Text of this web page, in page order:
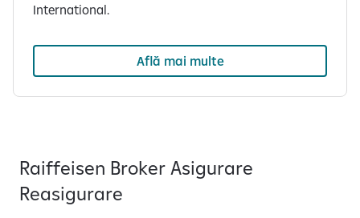
International.
Află mai multe
Raiffeisen Broker Asigurare
Reasigurare